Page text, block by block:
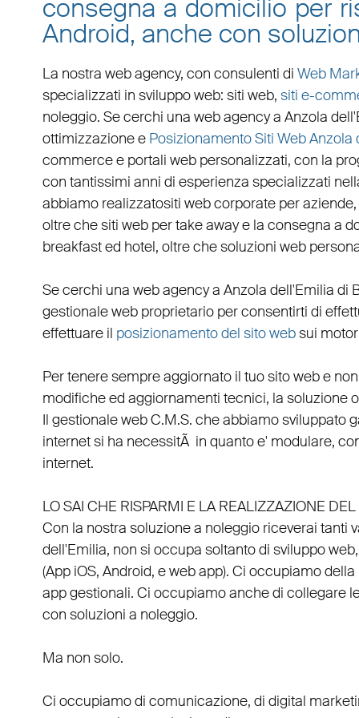
consegna a domicilio per
Android, anche con
La nostra web agency, con consulenti di Web
specializzati in sviluppo web: siti web, siti e-
noleggio. Se cerchi una web agency a Anzola
ottimizzazionee Posizionamento Siti Web Anzola
commercee portali web personalizzati, con la
con tantissimi anni di esperienza specializzati
abbiamo realizzatositi web corporateperaziende,
oltre chesiti web per take awaye la consegna a
breakfast ed hotel, oltre chesoluzioni web
Se cerchi una web agency a Anzola dell'Emilia di
gestionale webproprietario per consentirti di
effettuare il posizionamento del sito websui
Per tenere sempre aggiornato il tuo sito web e
modifiche ed aggiornamenti tecnici, la soluzione
Il gestionale web C.M.S. che abbiamo sviluppato
internet si ha necessitÃ in quanto e' modulare,
internet.
LO SAI CHE RISPARMI E LA REALIZZAZIONE
Con la nostra soluzione a noleggio riceverai tanti
dell'Emilia, non si occupa soltanto di sviluppo web
(App iOS, Android, eweb app). Ci occupiamo della
app gestionali. Ci occupiamo anche di collegare
con soluzioni a noleggio.
Ma non solo.
Ci occupiamo di comunicazione, di digital